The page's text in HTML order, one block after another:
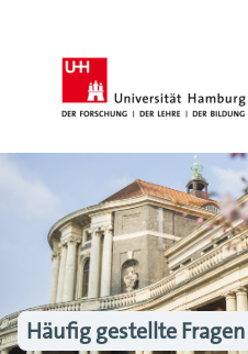
Häufig gestellte Fragen